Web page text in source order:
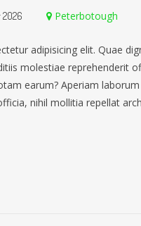
2026 Peterbotough
adipisicing elit. Quae
molestiae reprehenderit
earum? Aperiam
nihil mollitia repellat